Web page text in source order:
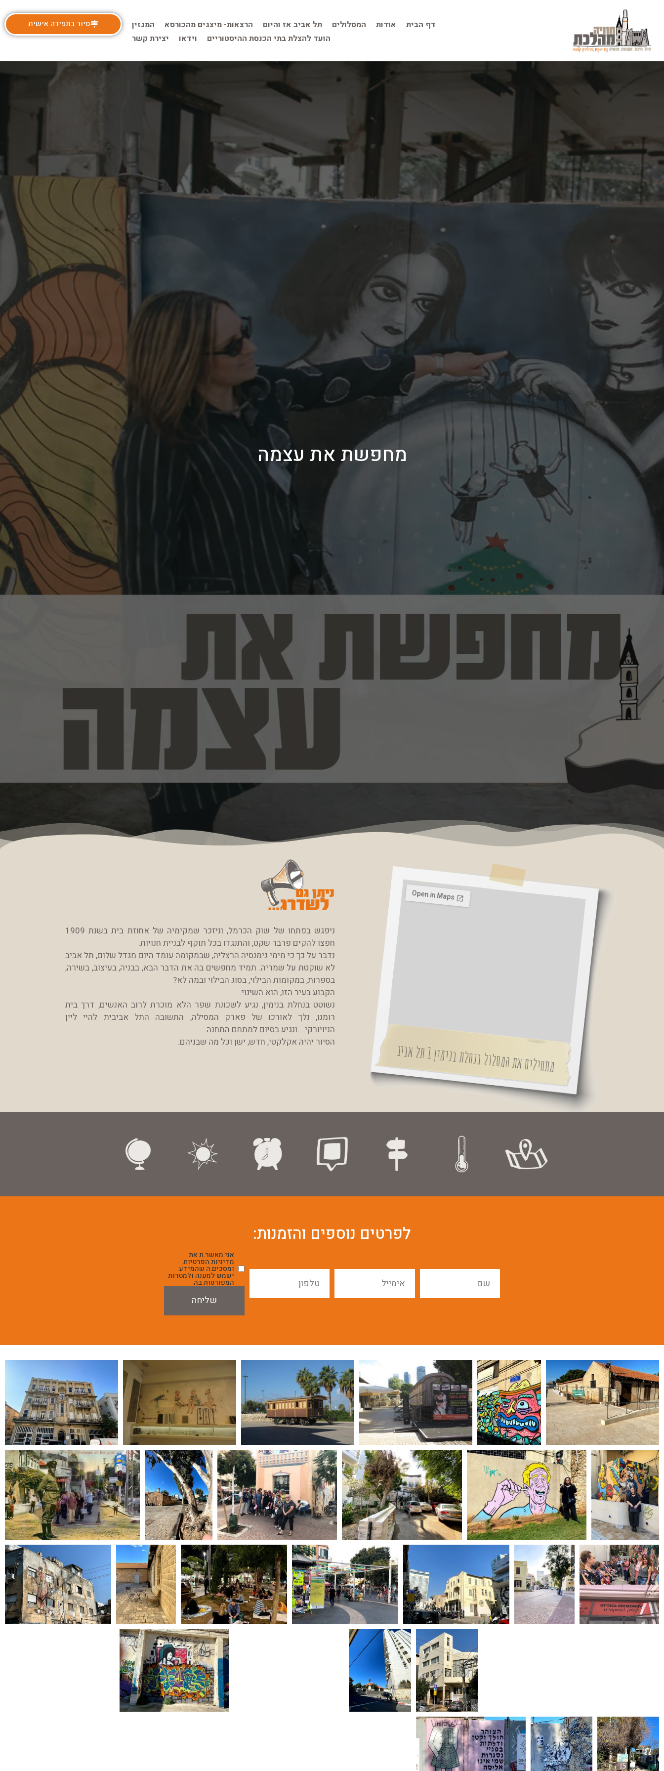
דף הבית אודות המסלולים תל אביב אז והיום הרצאות- מיצגים מהכורסא
המגזין
הועד להצלת בתי הכנסת ההיסטוריים
וידאו יצירת קשר
סיור בתפירה אישית
מחפשת את עצמה
מתחילים את המסלול בנחלת בנימין 1 תל אביב
ניפגש בפתחו של שוק הכרמל, וניזכר שמקימיה של אחוזת בית בשנת 1909
חפצו להקים פרבר שקט, והתנגדו בכל תוקף לבניית חנויות.
נדבר על כך כי מימי גימנסיה הרצליה, שבמקומה עומד היום מגדל שלום, תל אביב
לא שוקטת על שמריה. תמיד מחפשים בה את הדבר הבא, בבניה, בעיצוב, בשירה,
בספרות, במקומות הבילוי, בסוג הבילוי ובמה לא?
הקבוע בעיר הזו, הוא השינוי.
נשוטט בנחלת בנימין, נגיע לשכונת שפר הלא מוכרת לרוב האנשים, דרך בית
רומנו, נלך לאורכו של פארק המסילה, התשובה התל אביבית להיי ליין
הניויורקי….ונגיע בסיום למתחם התחנה.
הסיור יהיה אקלקטי, חדש, ישן וכל מה שבניהם.
לפרטים נוספים והזמנות:
אני מאשר.ת את
מדיניות הפרטיות
ומסכים.ה שהמידע
ישמש למענה ולמטרות
המפורטות בה
שליחה